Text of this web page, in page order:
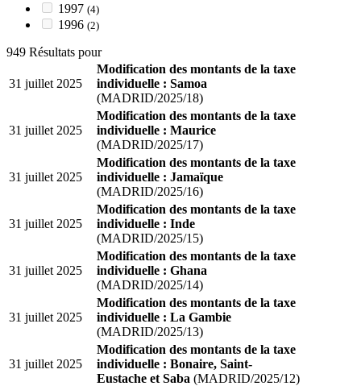
1997 (4)
1996 (2)
949 Résultats pour
31 juillet 2025
Modification des montants de la taxe
individuelle : Samoa
(MADRID/2025/18)
31 juillet 2025
Modification des montants de la taxe
individuelle : Maurice
(MADRID/2025/17)
31 juillet 2025
Modification des montants de la taxe
individuelle : Jamaïque
(MADRID/2025/16)
31 juillet 2025
Modification des montants de la taxe
individuelle : Inde
(MADRID/2025/15)
31 juillet 2025
Modification des montants de la taxe
individuelle : Ghana
(MADRID/2025/14)
31 juillet 2025
Modification des montants de la taxe
individuelle : La Gambie
(MADRID/2025/13)
31 juillet 2025
Modification des montants de la taxe
individuelle : Bonaire, Saint-
Eustache et Saba (MADRID/2025/12)